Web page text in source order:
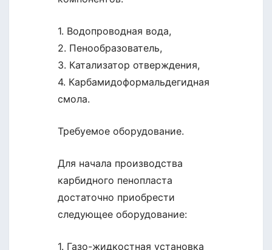
1. Водопроводная вода,
2. Пенообразователь,
3. Катализатор отверждения,
4. Карбамидоформальдегидная
смола.
Требуемое оборудование.
Для начала производства
карбидного пенопласта
достаточно приобрести
следующее оборудование:
1. Газо-жидкостная установка